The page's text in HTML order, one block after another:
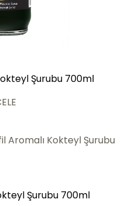
Şurubu 700ml
Şurubu 700ml